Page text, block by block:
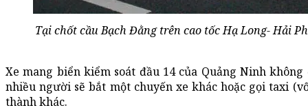
Tại chốt cầu Bạch Đằng trên cao tốc Hạ Long- Hải
Xe mang biển kiểm soát đầu 14 của Quảng Ninh
nhiều người sẽ bắt một chuyến xe khác hoặc gọi taxi
thành khác.